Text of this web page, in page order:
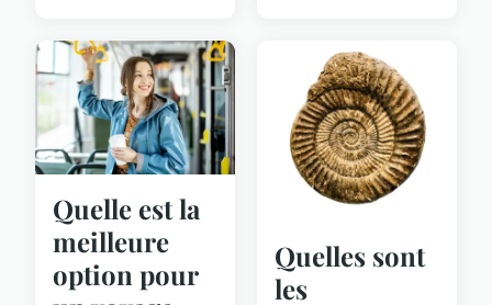
Quelle est la
meilleure
option pour
Quelles sont
les